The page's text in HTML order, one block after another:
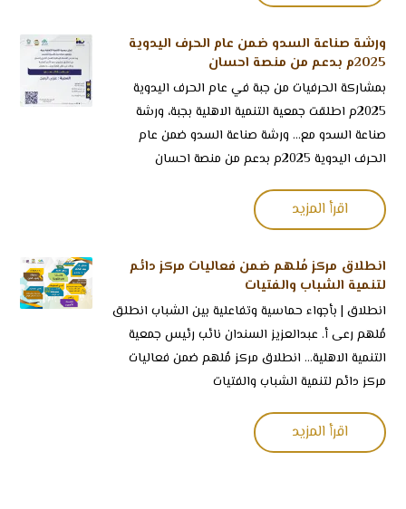
ورشة صناعة السدو ضمن عام الحرف اليدوية
2025م بدعم من منصة احسان
بمشاركة الحرفيات من ⁧‫جبة‬⁩ في ⁧‫عام الحرف اليدوية
2025م اطلقت جمعية التنمية الاهلية بجبة، ورشة
صناعة السدو مع... ورشة صناعة السدو ضمن عام
الحرف اليدوية 2025م بدعم من منصة احسان
اقرأ المزيد
انطلاق مركز مُلهم ضمن فعاليات مركز دائم
لتنمية الشباب والفتيات
‏انطلاق | ‏بأجواء حماسية وتفاعلية بين الشباب انطلق
مُلهم ‏رعى أ. عبدالعزيز السندان نائب رئيس جمعية
التنمية الاهلية... انطلاق مركز مُلهم ضمن فعاليات
مركز دائم لتنمية الشباب والفتيات
اقرأ المزيد